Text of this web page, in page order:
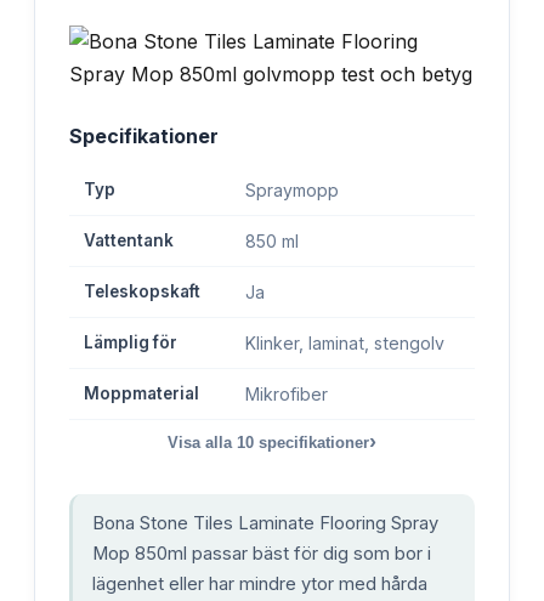
Specifikationer
Typ Spraymopp
Vattentank 850 ml
Teleskopskaft Ja
Lämplig för Klinker, laminat, stengolv
Moppmaterial Mikrofiber
Visa alla 10 specifikationer›
Bona Stone Tiles Laminate Flooring Spray
Mop 850ml passar bäst för dig som bor i
lägenhet eller har mindre ytor med hårda